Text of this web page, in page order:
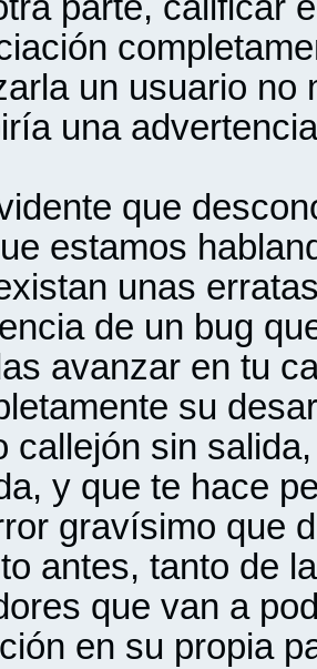
un usuario no
una
que
estamos
unas
de un bug
avanzar en tu
su
callejón sin
y que te hace
gravísimo que
antes, tanto de
que van a
en su propia